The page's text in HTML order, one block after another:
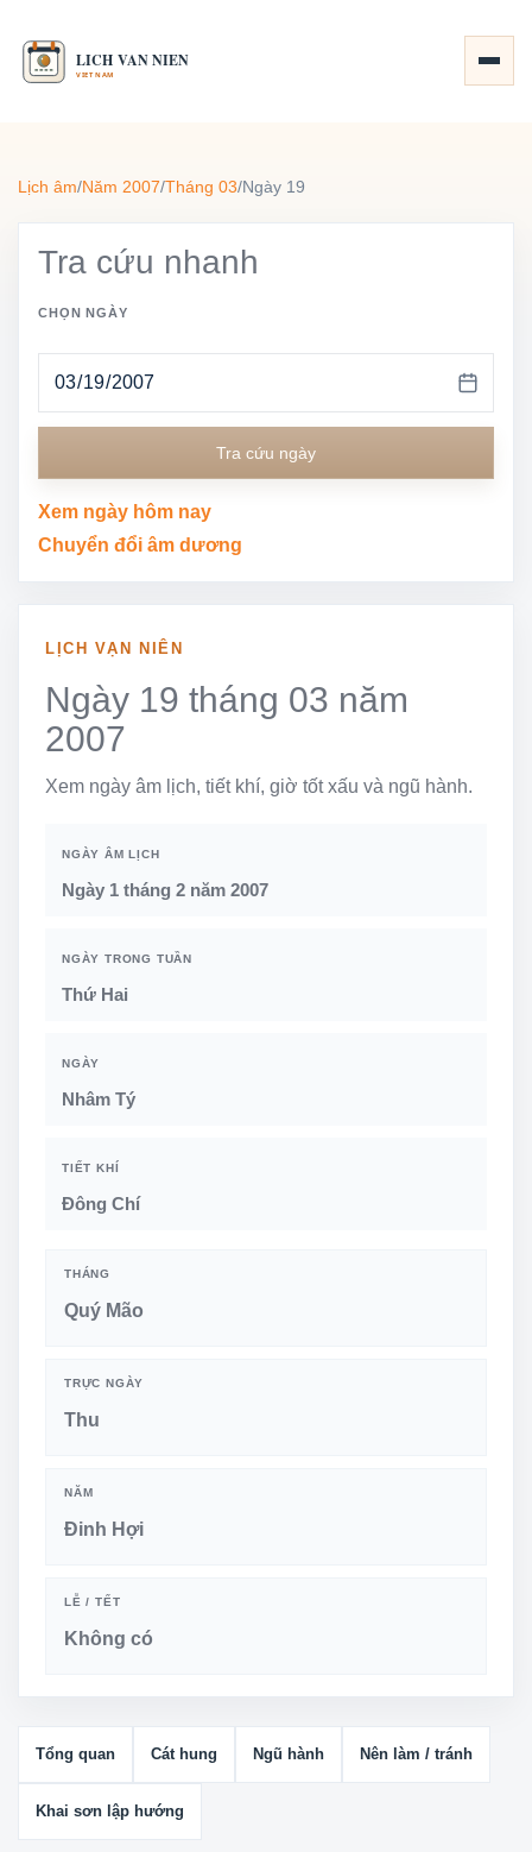
Lịch âm/Năm 2007/Tháng 03/Ngày 19
Tra cứu nhanh
CHỌN NGÀY
Tra cứu ngày
Xem ngày hôm nay
Chuyển đổi âm dương
LỊCH VẠN NIÊN
Ngày 19 tháng 03 năm
2007
Xem ngày âm lịch, tiết khí, giờ tốt xấu và ngũ hành.
NGÀY ÂM LỊCH
Ngày 1 tháng 2 năm 2007
NGÀY TRONG TUẦN
Thứ Hai
NGÀY
Nhâm Tý
TIẾT KHÍ
Đông Chí
THÁNG
Quý Mão
TRỰC NGÀY
Thu
NĂM
Đinh Hợi
LỄ / TẾT
Không có
Tổng quan Cát hung Ngũ hành Nên làm / tránh
Khai sơn lập hướng